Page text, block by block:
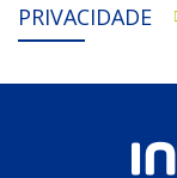
PRIVACIDADE